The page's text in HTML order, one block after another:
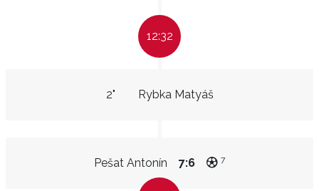
12:32
Rybka Matyáš
2"
Pešat Antonín 7:6 7